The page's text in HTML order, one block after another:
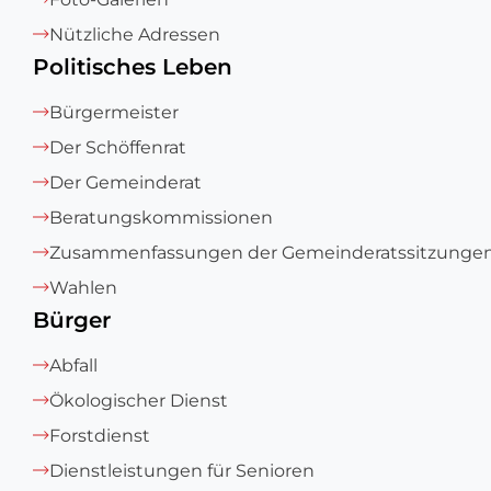
Nützliche Adressen
Politisches Leben
Bürgermeister
Der Schöffenrat
Der Gemeinderat
Beratungskommissionen
Zusammenfassungen der
Wahlen
Bürger
Abfall
Ökologischer Dienst
Forstdienst
Dienstleistungen für Senioren